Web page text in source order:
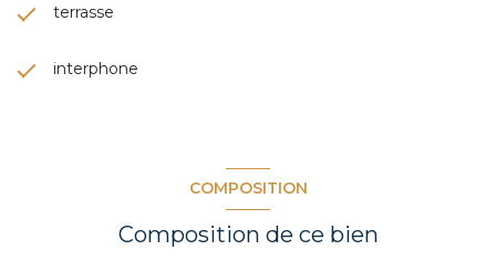
terrasse
interphone
COMPOSITION
Composition de ce bien